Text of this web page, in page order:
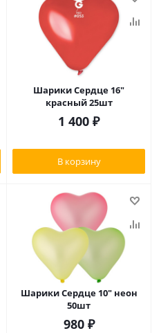
Шарики Сердце 16"
красный 25шт
1 400 ₽
В корзину
Шарики Сердце 10" неон
50шт
980₽